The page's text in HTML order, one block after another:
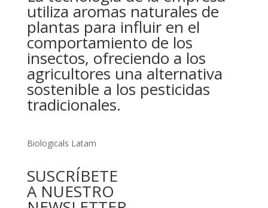
utiliza aromas naturales de
plantas para influir en el
comportamiento de los
insectos, ofreciendo a los
agricultores una alternativa
sostenible a los pesticidas
tradicionales.
Biologicals Latam
SUSCRÍBETE
A NUESTRO